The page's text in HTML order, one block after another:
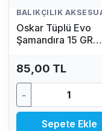
Oskar Tüplü Evo
Şamandıra 15 GR
85,00 TL
-
Sepete Ekle